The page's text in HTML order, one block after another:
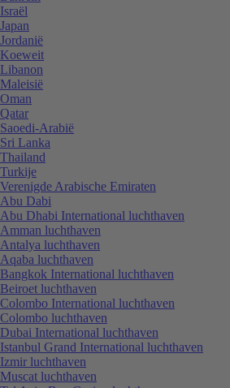
Israël
Japan
Jordanië
Koeweit
Libanon
Maleisië
Oman
Qatar
Saoedi-Arabië
Sri Lanka
Thailand
Turkije
Verenigde Arabische Emiraten
Abu Dabi
Abu Dhabi International luchthaven
Amman luchthaven
Antalya luchthaven
Aqaba luchthaven
Bangkok International luchthaven
Beiroet luchthaven
Colombo International luchthaven
Colombo luchthaven
Dubai International luchthaven
Istanbul Grand International luchthaven
Izmir luchthaven
Muscat luchthaven